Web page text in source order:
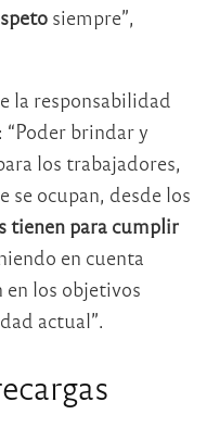
siempre”,
la responsabilidad
“Poder brindar y
los trabajadores,
se ocupan, desde los
tienen para cumplir
en cuenta
los objetivos
actual”.